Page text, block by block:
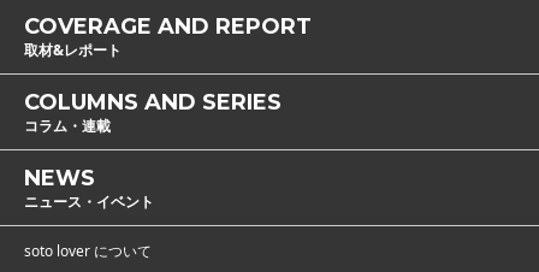
COVERAGE AND REPORT
取材&レポート
COLUMNS AND SERIES
コラム・連載
NEWS
ニュース・イベント
soto lover について